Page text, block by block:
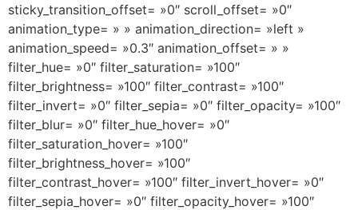
sticky_transition_offset= »0″ scroll_offset= »0″
animation_type= » » animation_direction= »left »
animation_speed= »0.3″ animation_offset= » »
filter_hue= »0″ filter_saturation= »100″
filter_brightness= »100″ filter_contrast= »100″
filter_invert= »0″ filter_sepia= »0″ filter_opacity= »100″
filter_blur= »0″ filter_hue_hover= »0″
filter_saturation_hover= »100″
filter_brightness_hover= »100″
filter_contrast_hover= »100″ filter_invert_hover= »0″
filter_sepia_hover= »0″ filter_opacity_hover= »100″